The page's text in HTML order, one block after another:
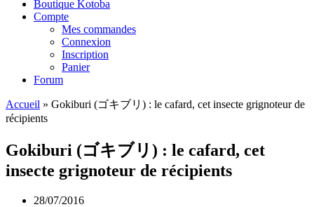
Boutique Kotoba
Compte
Mes commandes
Connexion
Inscription
Panier
Forum
Accueil » Gokiburi (ゴキブリ) : le cafard, cet insecte grignoteur de
récipients
Gokiburi (ゴキブリ) : le cafard, cet
insecte grignoteur de récipients
28/07/2016